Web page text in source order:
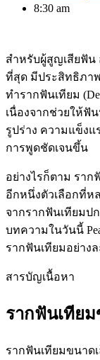
8:30 am
สำหรับผู้สูญเสียฟั
ที่สุด มีประสิทธิภา
ทำรากฟันเทียม
เนื่องจากช่วยให้ฟั
รูปร่าง ความแข็งแ
การพูดชัดเจนขึ้น
อย่างไรก็ตาม ราก
อีกหนึ่งตัวเลือกที่ห
จากรากฟันเทียมป
บทความในวันนี้
รากฟันเทียมอย่างล
สารบัญเนื้อหา
รากฟันเทีย
รากฟันเทียมขนาด